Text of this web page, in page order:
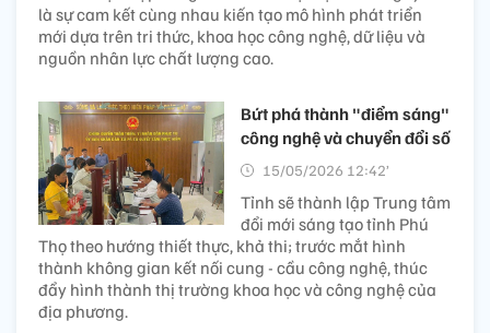
là sự cam kết cùng nhau kiến tạo mô hình phát triển
mới dựa trên tri thức, khoa học công nghệ, dữ liệu và
nguồn nhân lực chất lượng cao.
Bứt phá thành "điểm sáng"
công nghệ và chuyển đổi số
15/05/2026 12:42’
Tỉnh sẽ thành lập Trung tâm
đổi mới sáng tạo tỉnh Phú
Thọ theo hướng thiết thực, khả thi; trước mắt hình
thành không gian kết nối cung - cầu công nghệ, thúc
đẩy hình thành thị trường khoa học và công nghệ của
địa phương.